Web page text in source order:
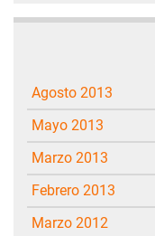
agosto 2013
mayo 2013
marzo 2013
febrero 2013
marzo 2012